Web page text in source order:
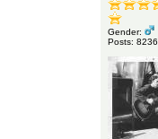
Gender:
Posts: 8236